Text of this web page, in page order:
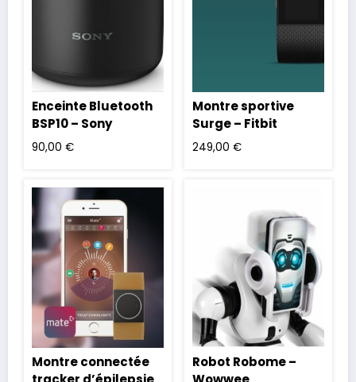
Enceinte Bluetooth
BSP10 – Sony
90,00 €
Montre sportive
Surge – Fitbit
249,00 €
Montre connectée
Robot Robome –